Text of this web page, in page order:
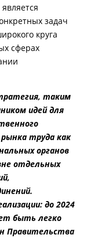
задач
круга
сферах
таким
идей для
труда как
органов
отдельных
до 2024
быть легко
Правительства